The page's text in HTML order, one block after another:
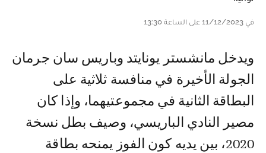
في 11/12/2023 على الساعة 13:30
ويدخل مانشستر يونايتد وباريس سان جرمان
الجولة الأخيرة في منافسة ثلاثية على
البطاقة الثانية في مجموعتيهما، وإذا كان
مصير النادي الباريسي، وصيف بطل نسخة
2020، بين يديه كون الفوز يمنحه بطاقة